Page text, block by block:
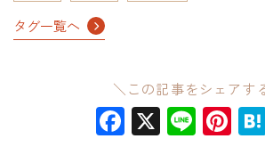
タグ一覧へ
＼この記事をシェアす
Facebook
X Line